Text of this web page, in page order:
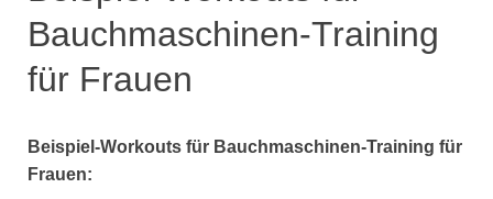
Bauchmaschinen-Training
für Frauen
Beispiel-Workouts für Bauchmaschinen-Training für
Frauen: